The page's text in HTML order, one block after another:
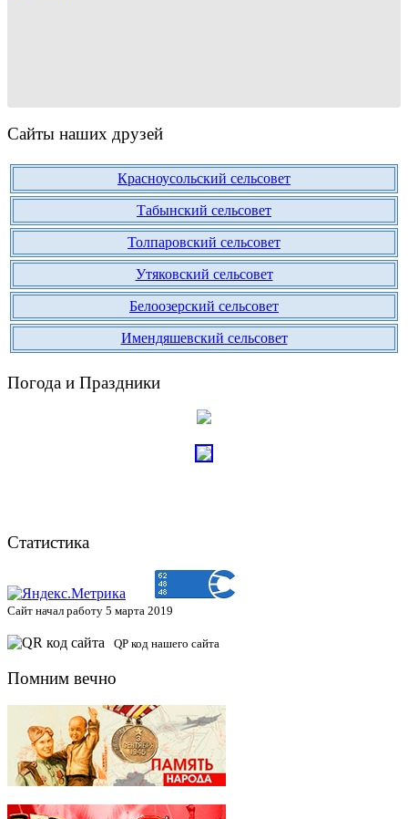
Сайты наших друзей
Красноусольский сельсовет
Табынский сельсовет
Толпаровский сельсовет
Утяковский сельсовет
Белоозерский сельсовет
Имендяшевский сельсовет
Погода и Праздники
Статистика
Сайт начал работу 5 марта 2019
QP код нашего сайта
Помним вечно